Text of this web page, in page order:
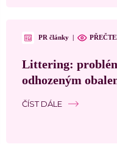
PR články |
Littering:
odhozeným
ČÍST DÁLE